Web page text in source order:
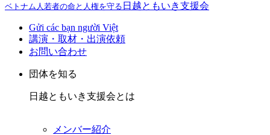
ベトナム人若者の命と人権を守る 日越ともいき支援会
Gửi các bạn người Việt
講演・取材・出演依頼
お問い合わせ
団体を知る
日越ともいき支援会とは
メンバー紹介